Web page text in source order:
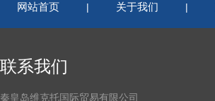
网站首页 | 关于我们 |
联系我们
秦皇岛维克托国际贸易有限公司